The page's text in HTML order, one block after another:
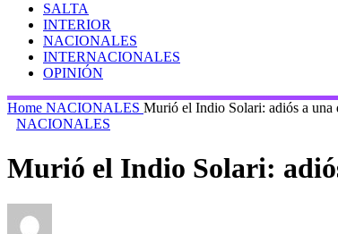
SALTA
INTERIOR
NACIONALES
INTERNACIONALES
OPINIÓN
Home NACIONALES Murió el Indio Solari: adiós a una
NACIONALES
Murió el Indio Solari: